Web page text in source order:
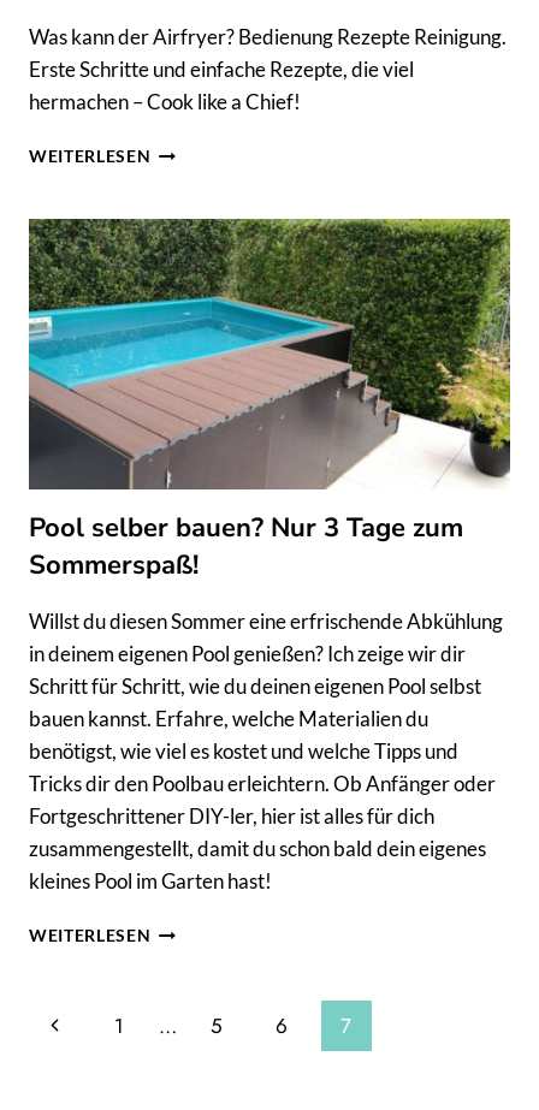
Was kann der Airfryer? Bedienung Rezepte Reinigung.
Erste Schritte und einfache Rezepte, die viel
hermachen – Cook like a Chief!
WEITERLESEN WAS
AIRFRYER:
KOCHEN
IN
EINER
ANDEREN
DIMENSION
Pool selber bauen? Nur 3 Tage zum
Sommerspaß!
Willst du diesen Sommer eine erfrischende Abkühlung
in deinem eigenen Pool genießen? Ich zeige wir dir
Schritt für Schritt, wie du deinen eigenen Pool selbst
bauen kannst. Erfahre, welche Materialien du
benötigst, wie viel es kostet und welche Tipps und
Tricks dir den Poolbau erleichtern. Ob Anfänger oder
Fortgeschrittener DIY-ler, hier ist alles für dich
zusammengestellt, damit du schon bald dein eigenes
kleines Pool im Garten hast!
WEITERLESEN POOL
3
Seitennavigation
Vorherige
1 … 5 6 7